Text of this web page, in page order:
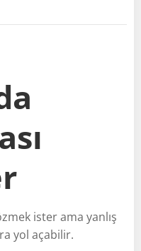
ister ama yanlış
yol açabilir.